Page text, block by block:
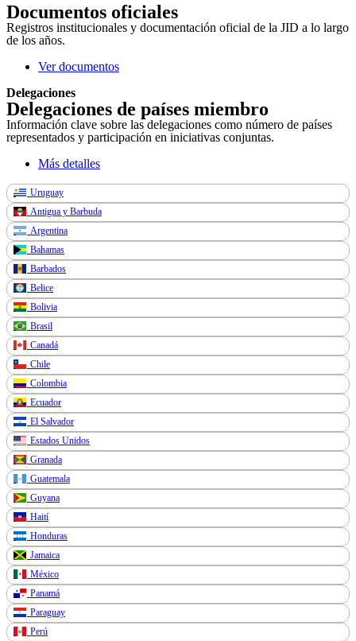
Documentos oficiales
Registros institucionales y documentación oficial de la JID a lo largo
de los años.
Ver documentos
Delegaciones
Delegaciones de países miembro
Información clave sobre las delegaciones como número de países
representados y participación en iniciativas conjuntas.
Más detalles
Uruguay
Antigua y Barbuda
Argentina
Bahamas
Barbados
Belice
Bolivia
Brasil
Canadá
Chile
Colombia
Ecuador
El Salvador
Estados Unidos
Granada
Guatemala
Guyana
Haití
Honduras
Jamaica
México
Panamá
Paraguay
Perú